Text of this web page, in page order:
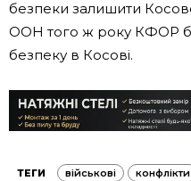
безпеки залишити
ООН того ж року КФОР
безпеку в Косові.
ТЕГИ військові конфлікти